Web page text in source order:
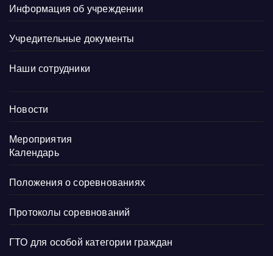
Информация об учреждении
Учредительные документы
Наши сотрудники
Новости
Мероприятия
Календарь
Положения о соревнованиях
Протоколы соревнований
ГТО для особой категории граждан